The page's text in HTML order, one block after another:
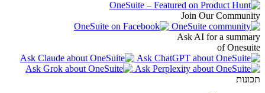
Join Our Community
Ask AI for a summary
of Onesuite
תכונות